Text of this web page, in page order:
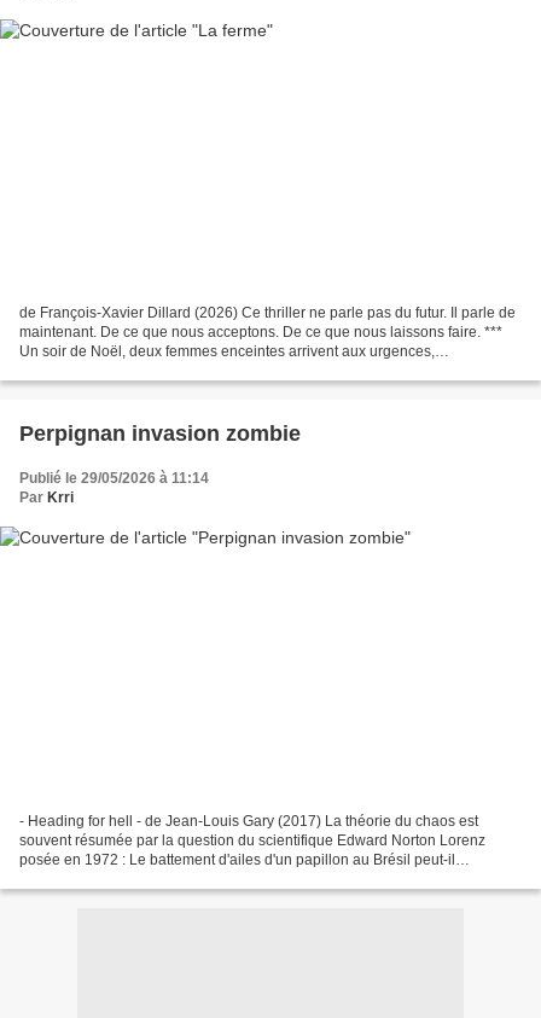
de François-Xavier Dillard (2026) Ce thriller ne parle pas du futur. Il parle de
maintenant. De ce que nous acceptons. De ce que nous laissons faire. ***
Un soir de Noël, deux femmes enceintes arrivent aux urgences,
Perpignan invasion zombie
Publié le 29/05/2026 à 11:14
Par Krri
- Heading for hell - de Jean-Louis Gary (2017) La théorie du chaos est
souvent résumée par la question du scientifique Edward Norton Lorenz
posée en 1972 : Le battement d'ailes d'un papillon au Brésil peut-il